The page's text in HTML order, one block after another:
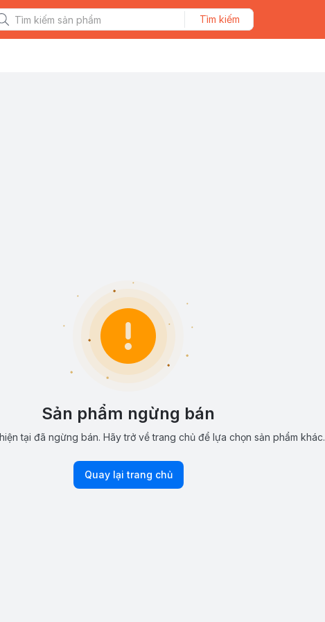
Tìm kiếm
Sản phẩm ngừng bán
tại đã ngừng bán. Hãy trở về trang chủ để lựa chọn sản phẩm khác.
Quay lại trang chủ